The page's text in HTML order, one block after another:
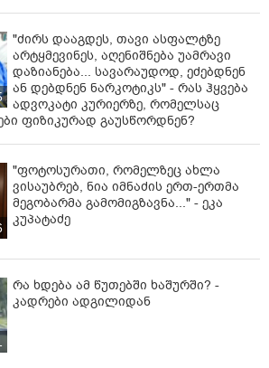
"ძირს დააგდეს, თავი ასფალტზე
არტყმევინეს, აღენიშნება უამრავი
დაზიანება... სავარაუდოდ, ეძებდნენ
ან დებდნენ ნარკოტიკს" - რას ჰყვება
ადვოკატი კურიერზე, რომელსაც
ფიზიკურად გაუსწორდნენ?
"ფოტოსურათი, რომელზეც ახლა
ვისაუბრებ, ნია იმნაძის ერთ-ერთმა
მეგობარმა გამომიგზავნა..." - ეკა
კუპატაძე
რა ხდება ამ წუთებში ხაშურში? -
კადრები ადგილიდან